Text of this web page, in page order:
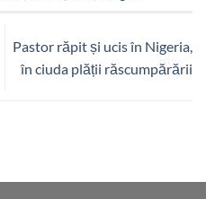
Pastor răpit și ucis în Nigeria,
în ciuda plății răscumpărării